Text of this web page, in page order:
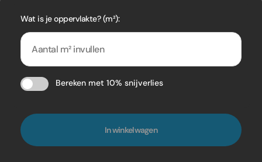
Wat is je oppervlakte? (m²):
Bereken met 10% snijverlies
In winkelwagen